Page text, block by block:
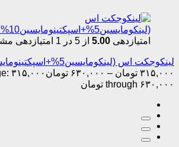
امتیازدهی 5.00 از 5 در 1 امتیازدهی
لینکوجکت اس (لینکومایسین5%+اسپکتینومایسین10% رویان)
۳۱۵,۰۰۰ تومان – ۶۳۰,۰۰۰ تومان
through ۶۳۰,۰۰۰ تومان